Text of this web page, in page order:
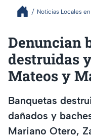
Noticias Locales
Denuncian
destruidas
Mateos y
Banquetas
dañados y
Mariano Otero,